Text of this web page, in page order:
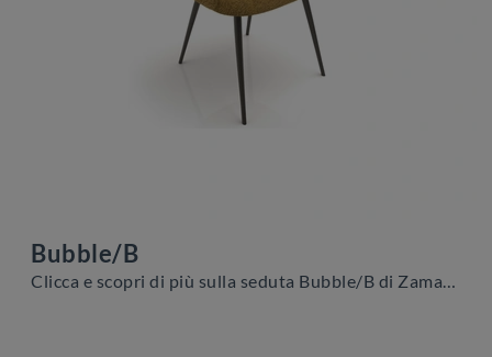
Bubble/B
Clicca e scopri di più sulla seduta Bubble/B di Zamagna in tessuto: le più esclusive Sedie fisse design ti attendono.